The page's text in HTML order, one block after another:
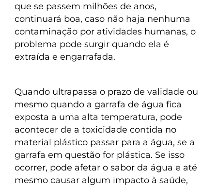
que se passem milhões de anos,
continuará boa, caso não haja nenhuma
contaminação por atividades humanas, o
problema pode surgir quando ela é
extraída e engarrafada.
Quando ultrapassa o prazo de validade ou
mesmo quando a garrafa de água fica
exposta a uma alta temperatura, pode
acontecer de a toxicidade contida no
material plástico passar para a água, se a
garrafa em questão for plástica. Se isso
ocorrer, pode afetar o sabor da água e até
mesmo causar algum impacto à saúde,